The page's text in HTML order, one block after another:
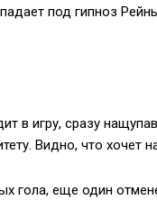
под гипноз
в игру, сразу
Видно, что хочет
гола, еще один